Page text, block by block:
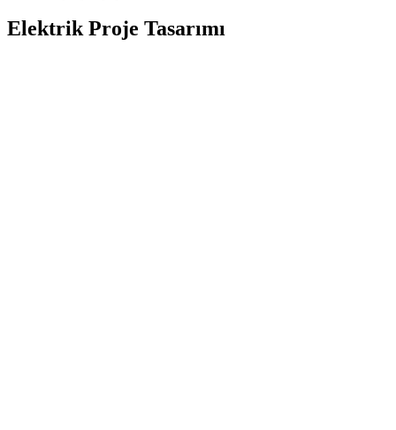
Elektrik Proje Tasarımı